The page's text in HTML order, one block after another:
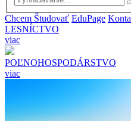
Chcem Študovať EduPage
LESNÍCTVO
viac
POĽNOHOSPODÁRSTVO
viac